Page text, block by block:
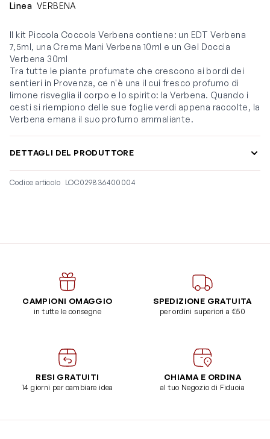
Linea VERBENA
Il kit Piccola Coccola Verbena contiene: un EDT Verbena
7,5ml, una Crema Mani Verbena 10ml e un Gel Doccia
Verbena 30ml
Tra tutte le piante profumate che crescono ai bordi dei
sentieri in Provenza, ce n'è una il cui fresco profumo di
limone risveglia il corpo e lo spirito: la Verbena. Quando i
cesti si riempiono delle sue foglie verdi appena raccolte, la
Verbena emana il suo profumo ammaliante.
DETTAGLI DEL PRODUTTORE
Codice articolo LOC029836400004
CAMPIONI OMAGGIO
in tutte le consegne
SPEDIZIONE GRATUITA
per ordini superiori a €50
RESI GRATUITI
14 giorni per cambiare idea
CHIAMA E ORDINA
al tuo Negozio di Fiducia